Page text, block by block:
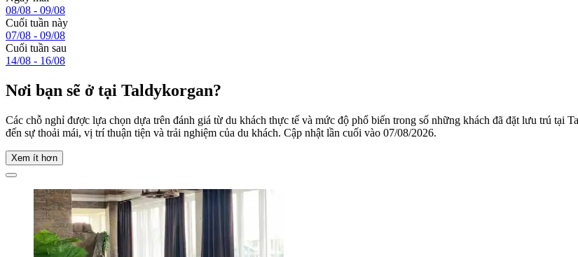
08/08 - 09/08
Cuối tuần này
07/08 - 09/08
Cuối tuần sau
14/08 - 16/08
Nơi bạn sẽ ở tại Taldykorgan?
Các chỗ nghỉ được lựa chọn dựa trên đánh giá từ du khách thực tế và mức độ phổ biến trong số những khách đã đặt lưu trú tại
đến sự thoải mái, vị trí thuận tiện và trải nghiệm của du khách. Cập nhật lần cuối vào 07/08/2026.
Xem ít hơn